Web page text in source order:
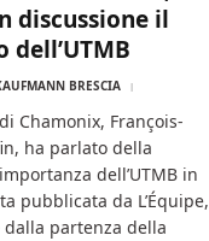
discussione il
dell’UTMB
BRESCIA
Chamonix, François-
ha parlato della
dell’UTMB in
pubblicata da L’Équipe,
dalla partenza della